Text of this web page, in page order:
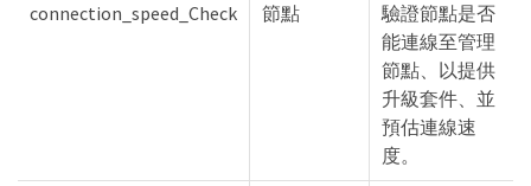
connection_speed_Check 節點
驗證節點是否
能連線至管理
節點、以提供
升級套件、並
預估連線速
度。